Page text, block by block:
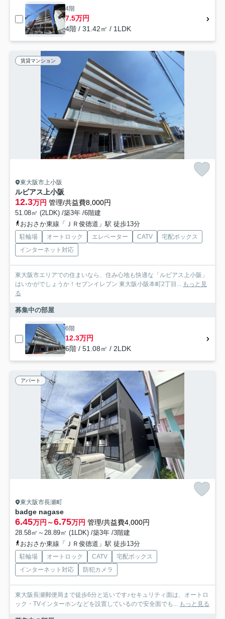
4階
7.5万円
4階 / 31.42㎡ / 1LDK
賃貸マンション
東大阪市上小阪
ルビアス上小阪
12.3万円 管理/共益費8,000円
51.08㎡ (2LDK) /築3年 /6階建
おおさか東線「ＪＲ俊徳道」駅 徒歩13分
駐輪場 オートロック エレベーター CATV
宅配ボックス
インターネット対応
東大阪市エリアでの住まいなら、住み心地も快適な「ルビアス上小阪」
はいかがでしょうか！セブンイレブン 東大阪小阪本町2丁目... もっと見
る
募集中の部屋
6階
12.3万円
6階 / 51.08㎡ / 2LDK
アパート
東大阪市長瀬町
badge nagase
6.45万円～6.75万円 管理/共益費4,000円
28.58㎡～28.89㎡ (1LDK) /築3年 /3階建
おおさか東線「ＪＲ俊徳道」駅 徒歩13分
駐輪場 オートロック CATV
宅配ボックス
インターネット対応
防犯カメラ
東大阪長瀬郵便局まで徒歩6分と近いです♪セキュリティ面は、オートロ
ック・TVインターホンなどを設置しているので安全面でも... もっと見る